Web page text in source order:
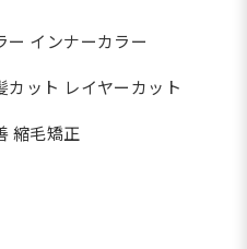
ー インナーカラー
カット レイヤーカット
縮毛矯正